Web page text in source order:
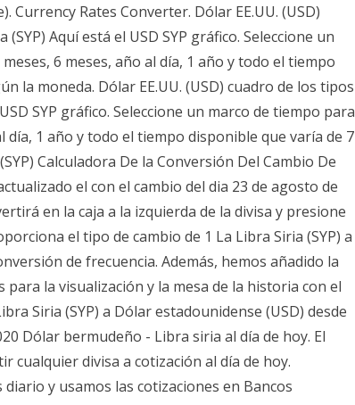
Currency Rates Converter. Dólar EE.UU. (USD)
Aquí está el USD SYP gráfico. Seleccione un
6 meses, año al día, 1 año y todo el tiempo
la moneda. Dólar EE.UU. (USD) cuadro de los tipos
SYP gráfico. Seleccione un marco de tiempo para
día, 1 año y todo el tiempo disponible que varía de 7
Calculadora De la Conversión Del Cambio De
el con el cambio del dia 23 de agosto de
en la caja a la izquierda de la divisa y presione
el tipo de cambio de 1 La Libra Siria (SYP) a
de frecuencia. Además, hemos añadido la
la visualización y la mesa de la historia con el
Siria (SYP) a Dólar estadounidense (USD) desde
Dólar bermudeño - Libra siria al día de hoy. El
cualquier divisa a cotización al día de hoy.
y usamos las cotizaciones en Bancos